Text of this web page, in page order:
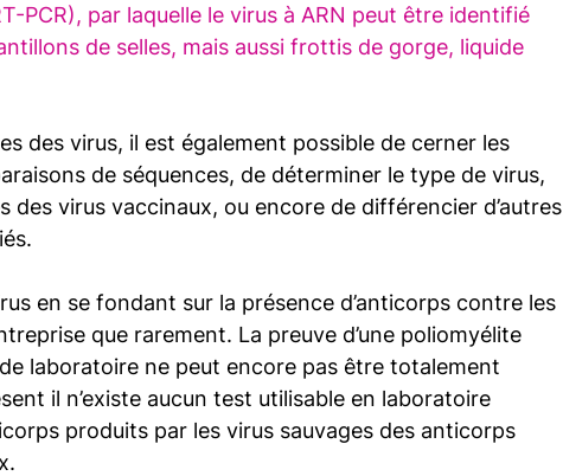
PCR), par laquelle le virus à ARN peut être identifié
de selles, mais aussi frottis de gorge, liquide
des virus, il est également possible de cerner les
de séquences, de déterminer le type de virus,
des virus vaccinaux, ou encore de différencier d’autres
en se fondant sur la présence d’anticorps contre les
que rarement. La preuve d’une poliomyélite
laboratoire ne peut encore pas être totalement
il n’existe aucun test utilisable en laboratoire
produits par les virus sauvages des anticorps